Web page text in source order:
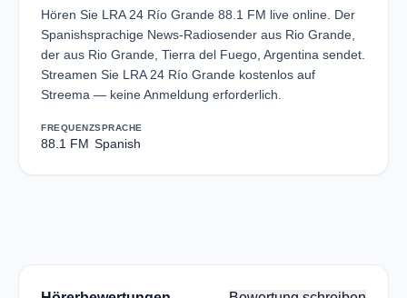
Hören Sie LRA 24 Río Grande 88.1 FM live online. Der
Spanishsprachige News-Radiosender aus Rio Grande,
der aus Rio Grande, Tierra del Fuego, Argentina sendet.
Streamen Sie LRA 24 Río Grande kostenlos auf
Streema — keine Anmeldung erforderlich.
FREQUENZ
88.1 FM
SPRACHE
Spanish